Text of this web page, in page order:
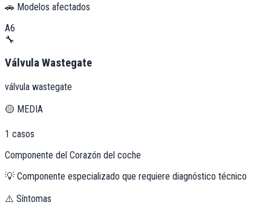
🚗 Modelos afectados
A6
🔧
Válvula Wastegate
válvula wastegate
🟡 MEDIA
1 casos
Componente del Corazón del coche
💡 Componente especializado que requiere diagnóstico técnico
⚠️ Síntomas